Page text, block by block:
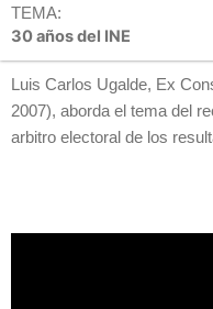
TEMA:
30 años del INE
Luis Carlos Ugalde, Ex
2007), aborda el tema del
arbitro electoral de los